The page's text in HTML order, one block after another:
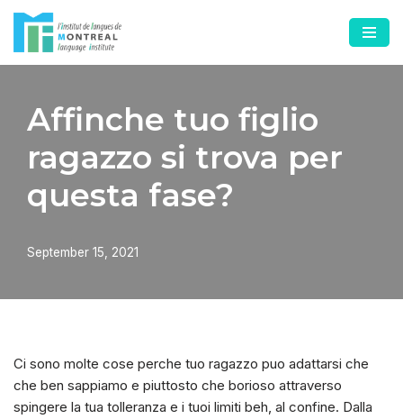
Skip
to
Affinche tuo figlio
ragazzo si trova per
questa fase?
September 15, 2021
Ci sono molte cose perche tuo ragazzo puo adattarsi che
che ben sappiamo e piuttosto che borioso attraverso
spingere la tua tolleranza e i tuoi limiti beh, al confine. Dalla